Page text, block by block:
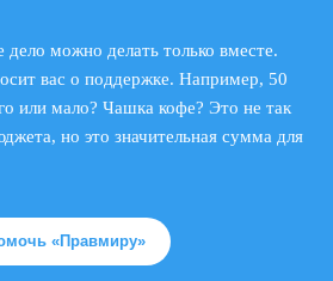
можно делать только вместе.
вас о поддержке. Например, 50
или мало? Чашка кофе? Это не так
но это значительная сумма для
«Правмиру»